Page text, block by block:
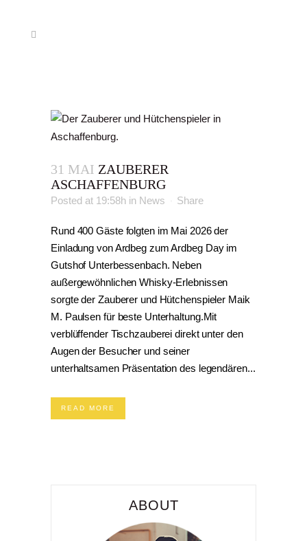
31 MAI ZAUBERER
ASCHAFFENBURG
Posted at 19:58h in News Share
Rund 400 Gäste folgten im Mai 2026 der
Einladung von Ardbeg zum Ardbeg Day im
Gutshof Unterbessenbach. Neben
außergewöhnlichen Whisky-Erlebnissen
sorgte der Zauberer und Hütchenspieler Maik
M. Paulsen für beste Unterhaltung.Mit
verblüffender Tischzauberei direkt unter den
Augen der Besucher und seiner
unterhaltsamen Präsentation des legendären...
READ MORE
ABOUT